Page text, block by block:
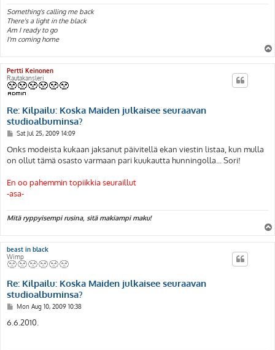
Something's calling me back
There's a light in the black
Am I ready to go
I'm coming home
Pertti Keinonen
Rautakansleri
Re: Kilpailu: Koska Maiden julkaisee seuraavan
studioalbuminsa?
P
s
t
Sat Jul 25, 2009 14:09
Onks modeista kukaan jaksanut päivitellä ekan viestin listaa, kun mulla
on ollut tämä osasto varmaan pari kuukautta hunningolla... Sori!
En oo pahemmin topiikkia seuraillut
-asa-
Mitä ryppyisempi rusina, sitä makiampi maku!
beast in black
Wimp
Re: Kilpailu: Koska Maiden julkaisee seuraavan
studioalbuminsa?
P
s
t
Mon Aug 10, 2009 10:38
6.6.2010.